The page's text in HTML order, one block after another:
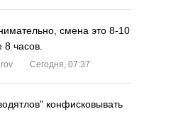
смена это 8-10
часов.
Сегодня, 07:37
конфисковывать